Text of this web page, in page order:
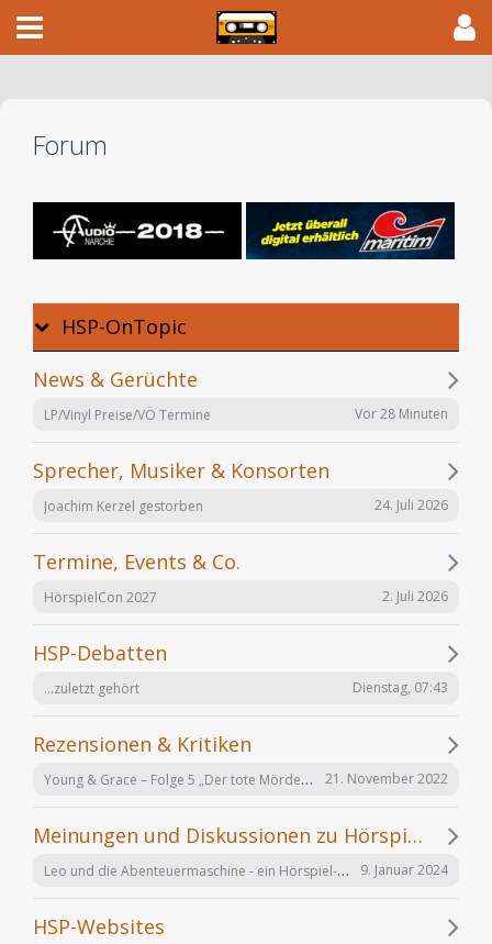
Forum
HSP-OnTopic
News & Gerüchte
LP/Vinyl Preise/VÖ Termine Vor 28 Minuten
Sprecher, Musiker & Konsorten
Joachim Kerzel gestorben 24. Juli 2026
Termine, Events & Co.
HörspielCon 2027 2. Juli 2026
HSP-Debatten
...zuletzt gehört Dienstag, 07:43
Rezensionen & Kritiken
Young & Grace – Folge 5 „Der tote Mörder“ von TOS Hörfabrik 21. November 2022
Meinungen und Diskussionen zu Hörspielen und Hörbüchern
Leo und die Abenteuermaschine - ein Hörspiel-Desaster mit Happy End 9. Januar 2024
HSP-Websites